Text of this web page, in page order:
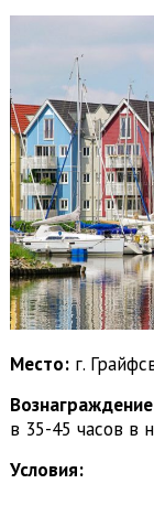
Место: г.
в 35-45 часов в
Условия: